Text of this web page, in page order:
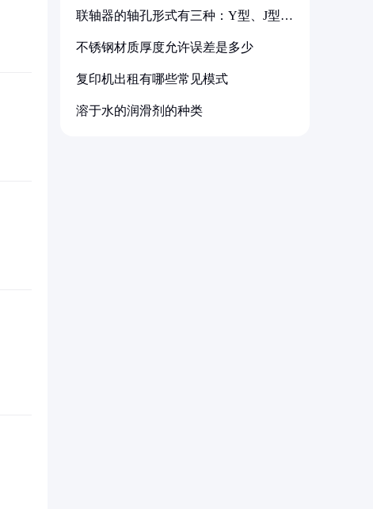
联轴器的轴孔形式有三种：Y型、J型、
不锈钢材质厚度允许误差是多少
复印机出租有哪些常见模式
溶于水的润滑剂的种类